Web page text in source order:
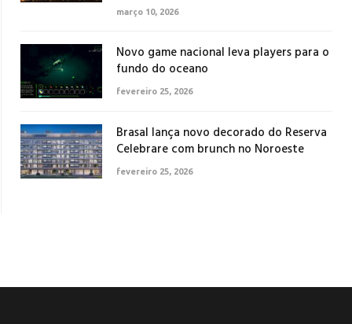
março 10, 2026
Novo game nacional leva players para o
fundo do oceano
fevereiro 25, 2026
Brasal lança novo decorado do Reserva
Celebrare com brunch no Noroeste
fevereiro 25, 2026